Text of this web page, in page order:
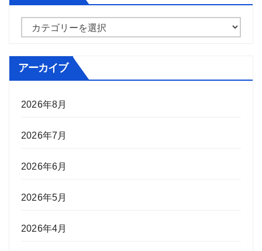
アーカイブ
2026年8月
2026年7月
2026年6月
2026年5月
2026年4月